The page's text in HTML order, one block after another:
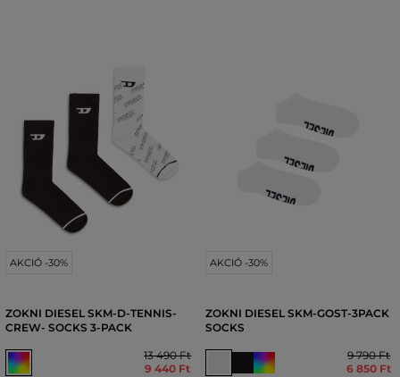
AKCIÓ -30%
ZOKNI DIESEL SKM-D-TENNIS-
CREW- SOCKS 3-PACK
13 490 Ft
9 440 Ft
AKCIÓ -30%
ZOKNI DIESEL SKM-GOST-3PACK
SOCKS
9 790 Ft
6 850 Ft